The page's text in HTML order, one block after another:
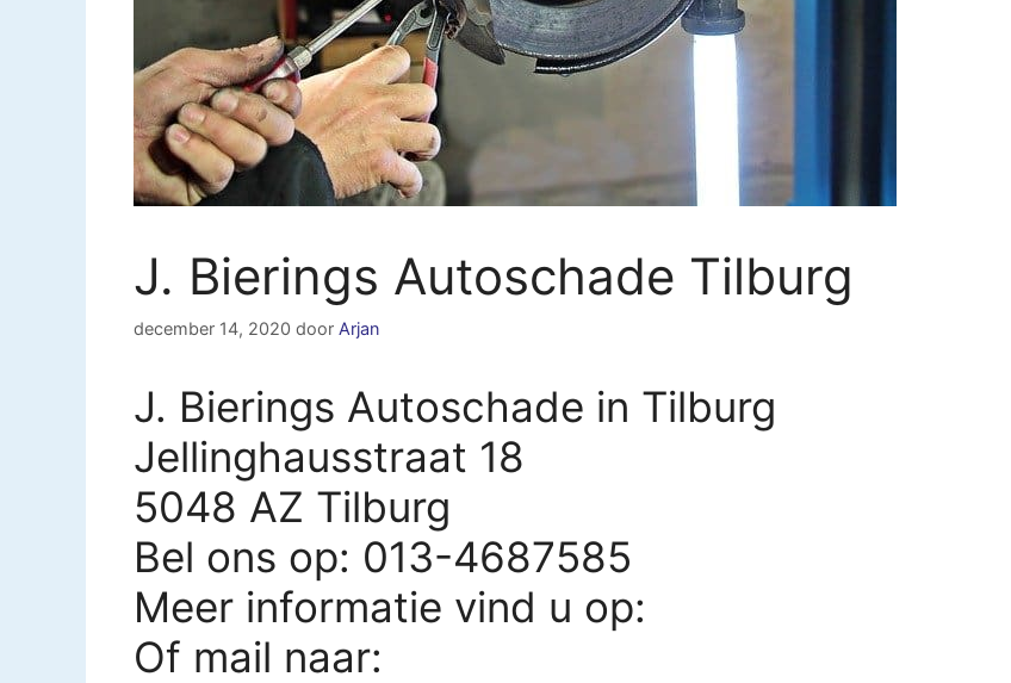
J. Bierings Autoschade Tilburg
december 14, 2020 door Arjan
J. Bierings Autoschade in Tilburg
Jellinghausstraat 18
5048 AZ Tilburg
Bel ons op: 013-4687585
Meer informatie vind u op:
Of mail naar: